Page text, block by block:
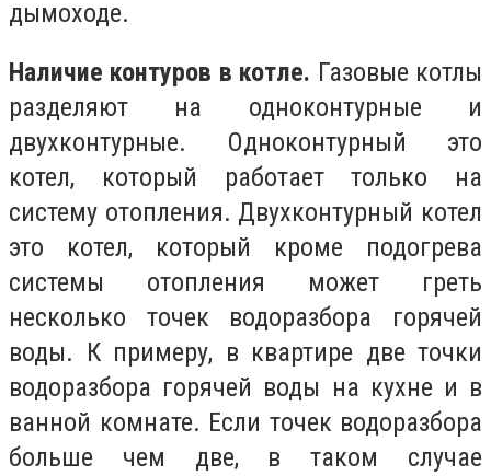
дымоходе.
Наличие контуров в котле. Газовые котлы
разделяют на одноконтурные и
двухконтурные. Одноконтурный это
котел, который работает только на
систему отопления. Двухконтурный котел
это котел, который кроме подогрева
системы отопления может греть
несколько точек водоразбора горячей
воды. К примеру, в квартире две точки
водоразбора горячей воды на кухне и в
ванной комнате. Если точек водоразбора
больше чем две, в таком случае